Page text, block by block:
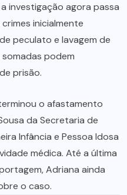
investigação agora passa
inicialmente
peculato e lavagem de
podem
prisão.
o afastamento
da Secretaria de
Infância e Pessoa Idosa
médica. Até a última
Adriana ainda
o caso.